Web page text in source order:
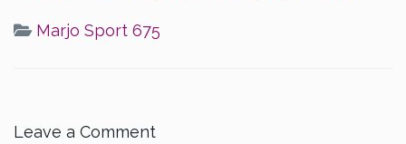
Marjo Sport 675
Leave a Comment